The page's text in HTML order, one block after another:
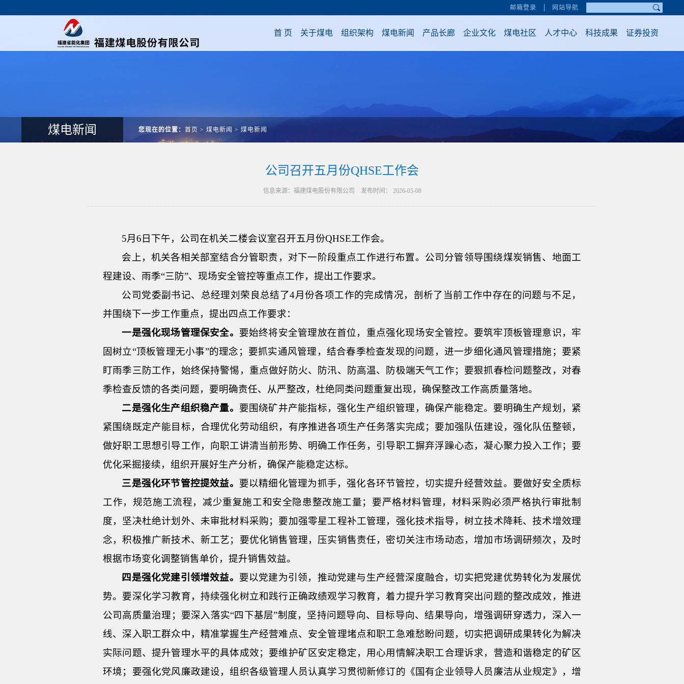
邮箱登录 网站导航
首 页 关于煤电 组织架构 煤电新闻 产品长廊 企业文化 煤电社区 人才中心 科技成果 证券投资
煤电新闻 您现在的位置： 首页 > 煤电新闻 > 煤电新闻
公司召开五月份QHSE工作会
信息来源：福建煤电股份有限公司 发布时间： 2026-05-08
5月6日下午，公司在机关二楼会议室召开五月份QHSE工作会。
会上，机关各相关部室结合分管职责，对下一阶段重点工作进行布置。公司分管领导围绕煤炭销售、地面工
程建设、雨季“三防”、现场安全管控等重点工作，提出工作要求。
公司党委副书记、总经理刘荣良总结了4月份各项工作的完成情况，剖析了当前工作中存在的问题与不足，
并围绕下一步工作重点，提出四点工作要求：
一是强化现场管理保安全。 要始终将安全管理放在首位，重点强化现场安全管控。要筑牢顶板管理意识，牢
固树立“顶板管理无小事”的理念；要抓实通风管理，结合春季检查发现的问题，进一步细化通风管理措施；要紧
盯雨季三防工作，始终保持警惕，重点做好防火、防汛、防高温、防极端天气工作；要狠抓春检问题整改，对春
季检查反馈的各类问题，要明确责任、从严整改，杜绝同类问题重复出现，确保整改工作高质量落地。
二是强化生产组织稳产量。 要围绕矿井产能指标，强化生产组织管理，确保产能稳定。要明确生产规划，紧
紧围绕既定产能目标，合理优化劳动组织，有序推进各项生产任务落实完成；要加强队伍建设，强化队伍整顿，
做好职工思想引导工作，向职工讲清当前形势、明确工作任务，引导职工摒弃浮躁心态，凝心聚力投入工作；要
优化采掘接续，组织开展好生产分析，确保产能稳定达标。
三是强化环节管控提效益。 要以精细化管理为抓手，强化各环节管控，切实提升经营效益。要做好安全质标
工作，规范施工流程，减少重复施工和安全隐患整改施工量；要严格材料管理，材料采购必须严格执行审批制
度，坚决杜绝计划外、未审批材料采购；要加强零星工程补工管理，强化技术指导，树立技术降耗、技术增效理
念，积极推广新技术、新工艺；要优化销售管理，压实销售责任，密切关注市场动态，增加市场调研频次，及时
根据市场变化调整销售单价，提升销售效益。
四是强化党建引领增效益。 要以党建为引领，推动党建与生产经营深度融合，切实把党建优势转化为发展优
势。要深化学习教育，持续强化树立和践行正确政绩观学习教育，着力提升学习教育突出问题的整改成效，推进
公司高质量治理；要深入落实“四下基层”制度，坚持问题导向、目标导向、结果导向，增强调研穿透力，深入一
线、深入职工群众中，精准掌握生产经营难点、安全管理堵点和职工急难愁盼问题，切实把调研成果转化为解决
实际问题、提升管理水平的具体成效；要维护矿区安定稳定，用心用情解决职工合理诉求，营造和谐稳定的矿区
环境；要强化党风廉政建设，组织各级管理人员认真学习贯彻新修订的《国有企业领导人员廉洁从业规定》，增